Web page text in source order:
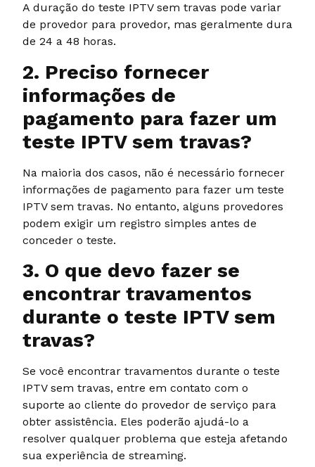
A duração do teste IPTV sem travas pode variar
de provedor para provedor, mas geralmente dura
de 24 a 48 horas.
2. Preciso fornecer
informações de
pagamento para fazer um
teste IPTV sem travas?
Na maioria dos casos, não é necessário fornecer
informações de pagamento para fazer um teste
IPTV sem travas. No entanto, alguns provedores
podem exigir um registro simples antes de
conceder o teste.
3. O que devo fazer se
encontrar travamentos
durante o teste IPTV sem
travas?
Se você encontrar travamentos durante o teste
IPTV sem travas, entre em contato com o
suporte ao cliente do provedor de serviço para
obter assistência. Eles poderão ajudá-lo a
resolver qualquer problema que esteja afetando
sua experiência de streaming.